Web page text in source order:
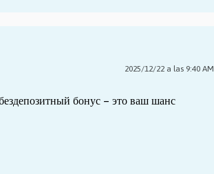
2025/12/22 a las 9:40 AM
бонус – это ваш шанс